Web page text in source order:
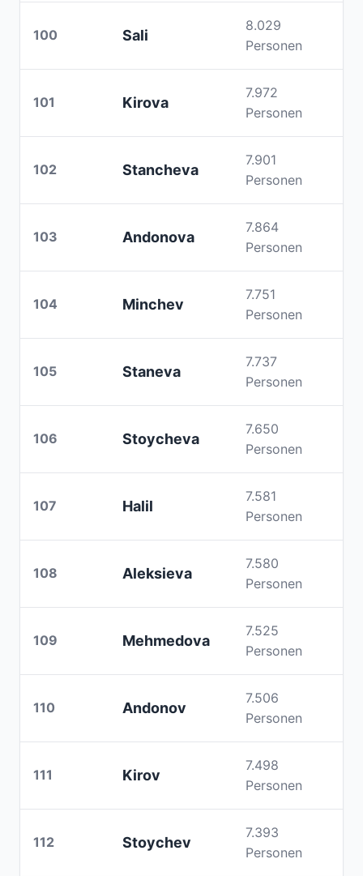
100 Sali
8.029
Personen
101 Kirova
7.972
Personen
102 Stancheva
7.901
Personen
103 Andonova
7.864
Personen
104 Minchev
7.751
Personen
105 Staneva
7.737
Personen
106 Stoycheva
7.650
Personen
107 Halil
7.581
Personen
108 Aleksieva
7.580
Personen
109 Mehmedova
7.525
Personen
110 Andonov
7.506
Personen
111 Kirov
7.498
Personen
112 Stoychev
7.393
Personen